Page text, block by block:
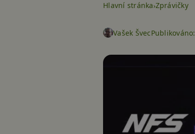
Hlavní stránka Zprávičky
Vašek ŠvecPublikováno: